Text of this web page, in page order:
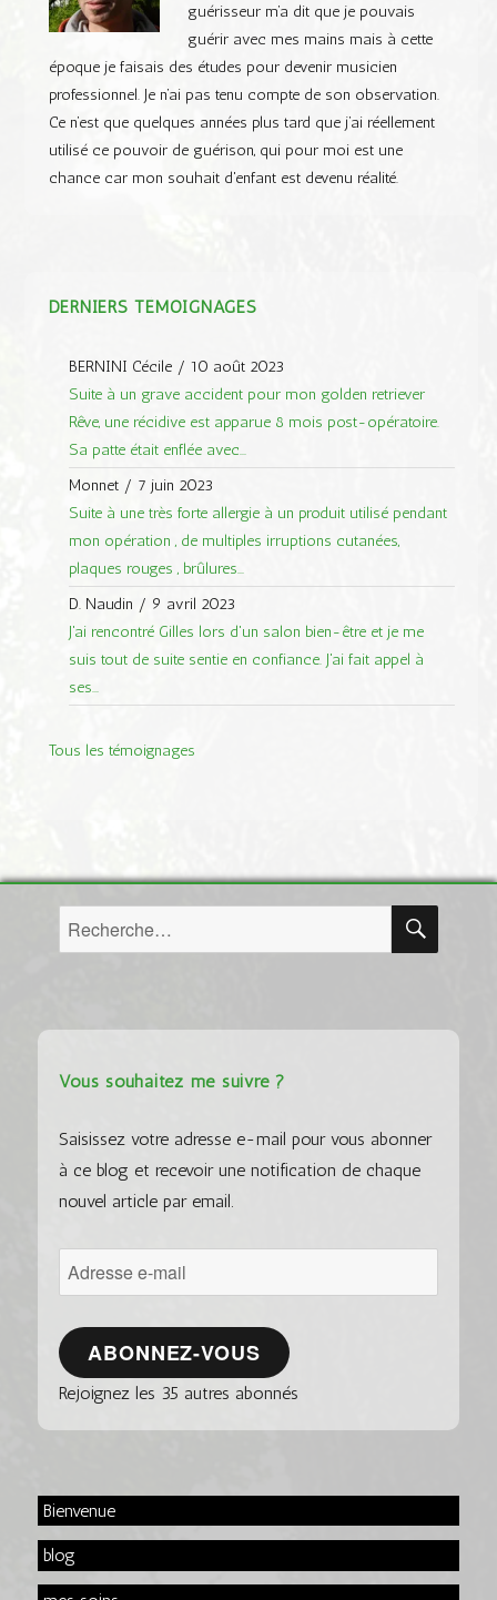
guérisseur m’a dit que je pouvais
guérir avec mes mains mais à cette
époque je faisais des études pour devenir musicien
professionnel. Je n’ai pas tenu compte de son observation.
Ce n’est que quelques années plus tard que j’ai réellement
utilisé ce pouvoir de guérison, qui pour moi est une
chance car mon souhait d'enfant est devenu réalité.
DERNIERS TÉMOIGNAGES
BERNINI Cécile/ 10 août 2023
Suite à un grave accident pour mon golden retriever
Rêve, une récidive est apparue 8 mois post-opératoire.
Sa patte était enflée avec...
Monnet/ 7 juin 2023
Suite à une très forte allergie à un produit utilisé pendant
mon opération , de multiples irruptions cutanées,
plaques rouges , brûlures...
D. Naudin / 9 avril 2023
J'ai rencontré Gilles lors d'un salon bien-être et je me
suis tout de suite sentie en confiance. J'ai fait appel à
ses...
Tous les témoignages
Vous souhaitez me suivre ?
Saisissez votre adresse e-mail pour vous abonner
à ce blog et recevoir une notification de chaque
nouvel article par email.
Adresse
e-
mail
ABONNEZ-VOUS
Rejoignez les 35 autres abonnés
Bienvenue
blog